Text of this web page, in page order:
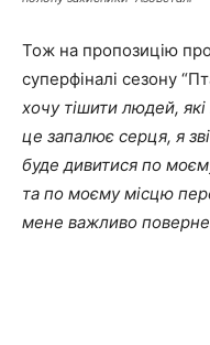
Тож на пропозицію
суперфіналі сезону
хочу тішити людей,
це запалює серця, я
буде дивитися по
та по моєму місцю
мене важливо